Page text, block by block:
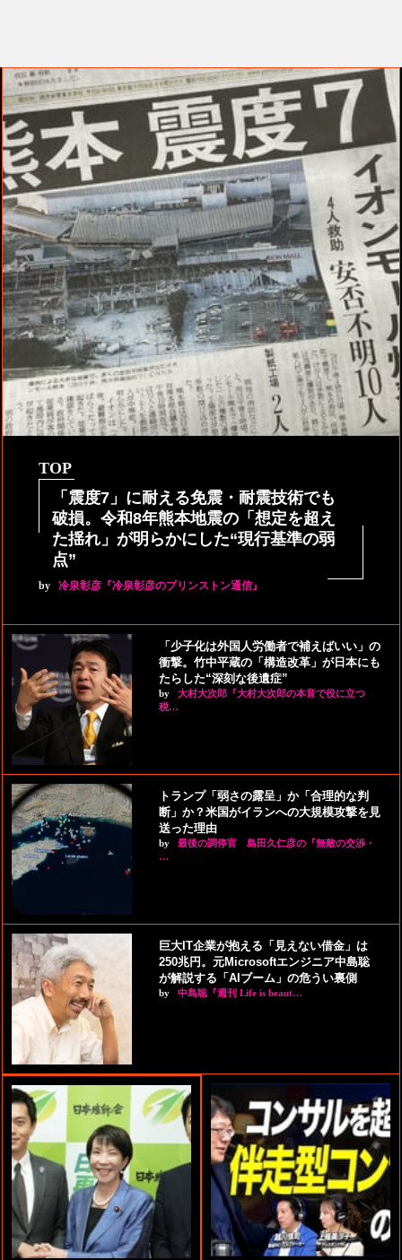
TOP
「震度7」に耐える免震・耐震技術でも
破損。令和8年熊本地震の「想定を超え
た揺れ」が明らかにした“現行基準の弱
点”
by 冷泉彰彦『冷泉彰彦のプリンストン通信』
「少子化は外国人労働者で補えばいい」の
衝撃。竹中平蔵の「構造改革」が日本にも
たらした“深刻な後遺症”
by
大村大次郎『大村大次郎の本音で役に立つ
税…
トランプ「弱さの露呈」か「合理的な判
断」か？米国がイランへの大規模攻撃を見
送った理由
by
最後の調停官 島田久仁彦の『無敵の交渉・
…
巨大IT企業が抱える「見えない借金」は
250兆円。元Microsoftエンジニア中島聡
が解説する「AIブーム」の危うい裏側
by 中島聡『週刊 Life is beaut…